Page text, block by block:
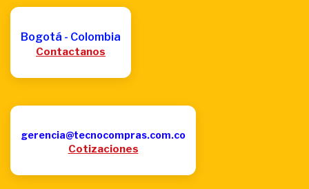
Bogotá - Colombia
Contactanos
gerencia@tecnocompras.com.co
Cotizaciones